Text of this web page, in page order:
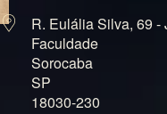
R. Eulália Silva, 69 -
Faculdade
Sorocaba
SP
18030-230